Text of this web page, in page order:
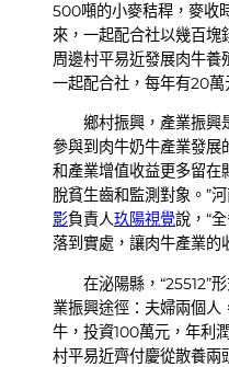
500噸的小麥秸稈，麥收
來，一起配合社以幾百塊
周邊村平易近發展肉牛養
一起配合社，每年有20萬
鄉村振興，產業振興
參與到肉牛奶牛產業發展
和產業增值收益更多留在
脫貧生齒和監測對象。”
影負責人玖陽視覺說，“
落到實處，讓肉牛產業的
在泌陽縣，“25512”
業振興途徑：夫婦兩個人
牛，投資100萬元，年利
村平易近齊付慶從散養兩